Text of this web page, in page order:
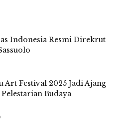
Indonesia Resmi Direkrut
Art Festival 2025 Jadi Ajang
Budaya